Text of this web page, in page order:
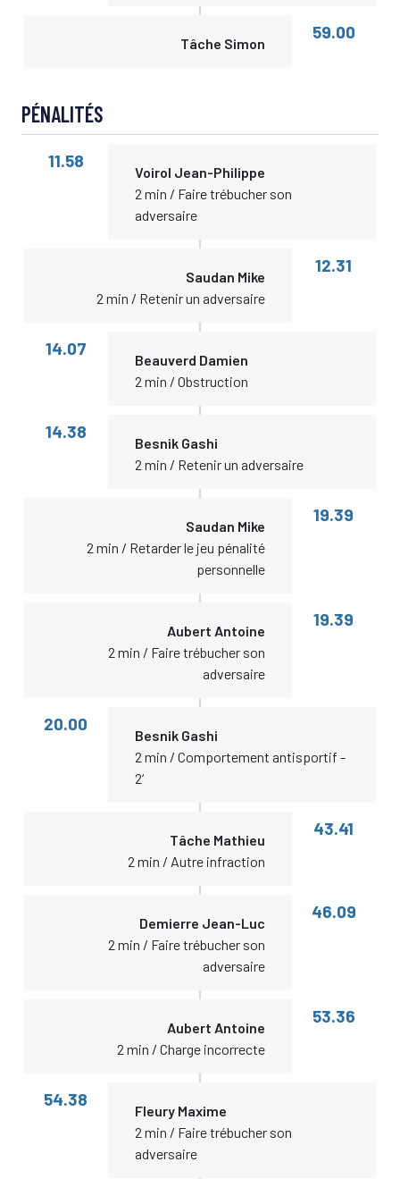
Tâche Simon
59.00
PÉNALITÉS
11.58
Voirol Jean-Philippe
2 min / Faire trébucher son
adversaire
Saudan Mike
2 min / Retenir un adversaire
12.31
14.07
Beauverd Damien
2 min / Obstruction
14.38
Besnik Gashi
2 min / Retenir un adversaire
Saudan Mike
2 min / Retarder le jeu pénalité
personnelle
19.39
Aubert Antoine
2 min / Faire trébucher son
adversaire
19.39
20.00
Besnik Gashi
2 min / Comportement antisportif -
2‘
Tâche Mathieu
2 min / Autre infraction
43.41
Demierre Jean-Luc
2 min / Faire trébucher son
adversaire
46.09
Aubert Antoine
2 min / Charge incorrecte
53.36
54.38
Fleury Maxime
2 min / Faire trébucher son
adversaire